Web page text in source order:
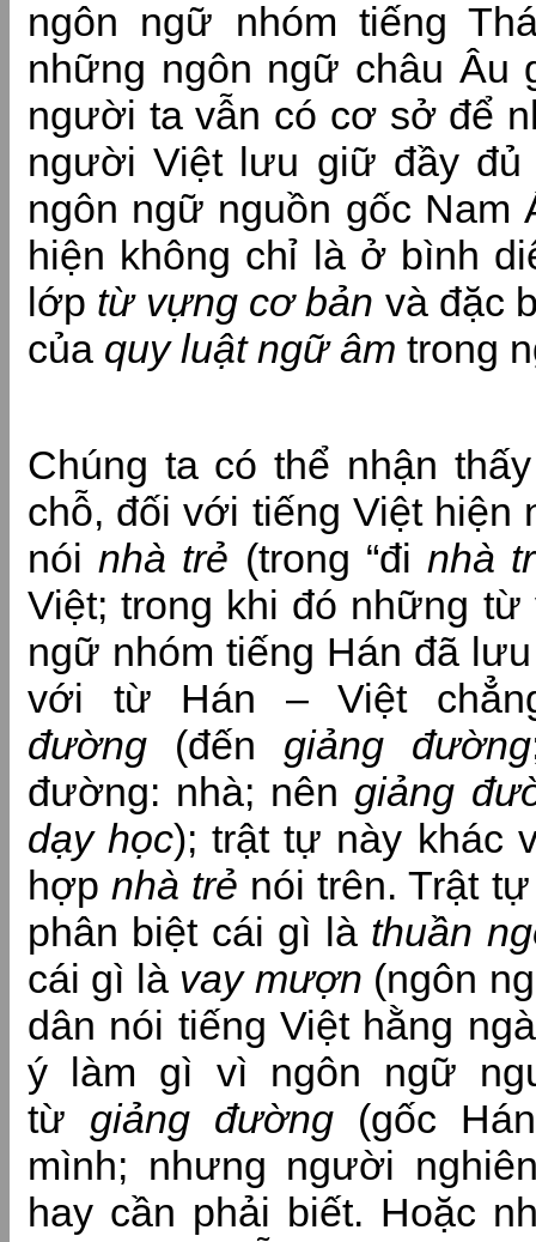
ngôn ngữ nhóm tiếng
những ngôn ngữ châu Âu
người ta vẫn có cơ sở để
người Việt lưu giữ đầy đủ
ngôn ngữ nguồn gốc Nam
hiện không chỉ là ở bình
lớp từ vựng cơ bản và đặc
của quy luật ngữ âm trong
Chúng ta có thể nhận
chỗ, đối với tiếng Việt hiện
nóinhà trẻ (trong “đinhà
Việt; trong khi đó những
ngữ nhóm tiếng Hán đã
với từ Hán – Việt
đường (đến giảng đường
đường: nhà; nên giảng
dạy học); trật tự này khác
hợpnhà trẻ nói trên. Trật
phân biệt cái gì là thuần
cái gì là vay mượn (ngôn
dân nói tiếng Việt hằng
ý làm gì vì ngôn ngữ
từ giảng đường (gốc
mình; nhưng người
hay cần phải biết. Hoặc